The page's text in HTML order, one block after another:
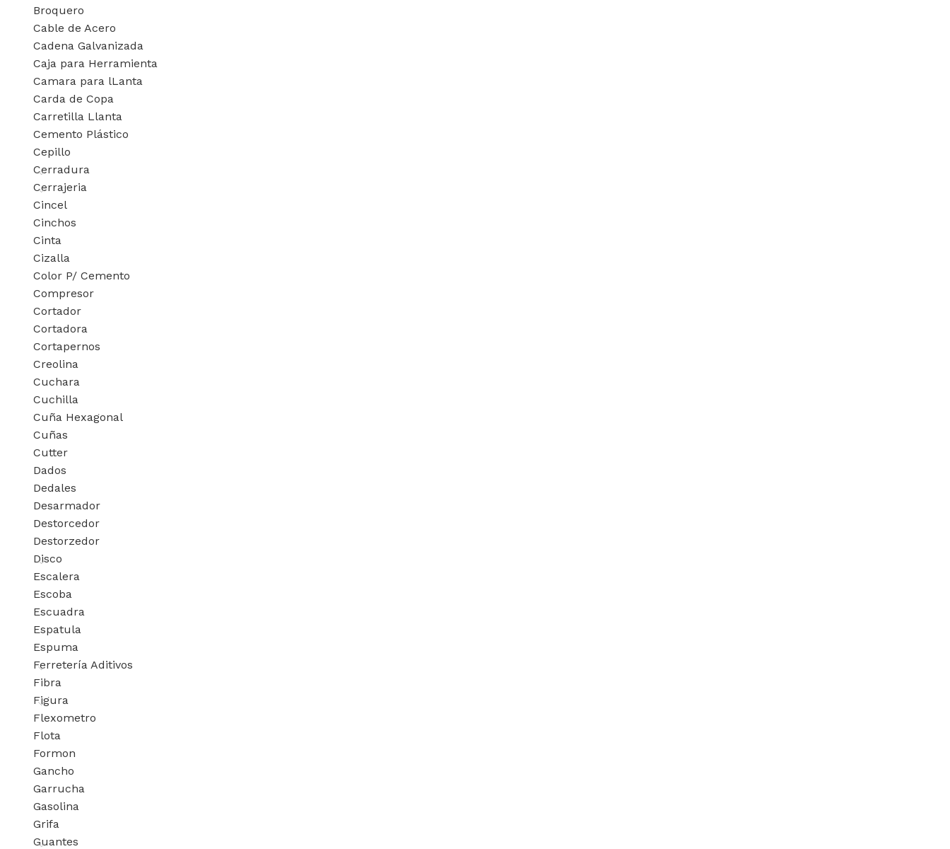
Broquero
Cable de Acero
Cadena Galvanizada
Caja para Herramienta
Camara para lLanta
Carda de Copa
Carretilla Llanta
Cemento Plástico
Cepillo
Cerradura
Cerrajeria
Cincel
Cinchos
Cinta
Cizalla
Color P/ Cemento
Compresor
Cortador
Cortadora
Cortapernos
Creolina
Cuchara
Cuchilla
Cuña Hexagonal
Cuñas
Cutter
Dados
Dedales
Desarmador
Destorcedor
Destorzedor
Disco
Escalera
Escoba
Escuadra
Espatula
Espuma
Ferretería Aditivos
Fibra
Figura
Flexometro
Flota
Formon
Gancho
Garrucha
Gasolina
Grifa
Guantes